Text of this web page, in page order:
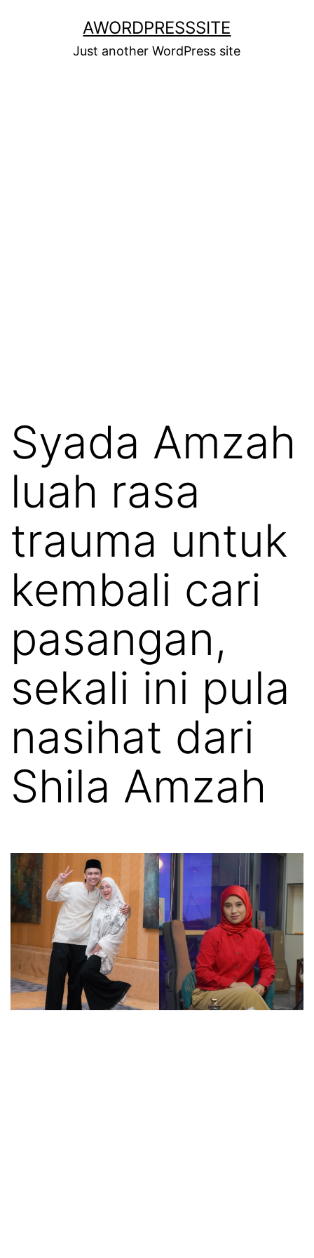
AWORDPRESSSITE
Just another WordPress site
Syada Amzah
luah rasa
trauma untuk
kembali cari
pasangan,
sekali ini pula
nasihat dari
Shila Amzah